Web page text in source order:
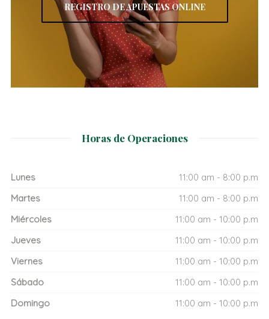
REGISTRO DE APUESTAS ONLINE
Horas de Operaciones
Lunes
11:00 am - 8:00 p.m
Martes
11:00 am - 8:00 p.m
Miércoles
11:00 am - 10:00 p.m
Jueves
11:00 am - 10:00 p.m
Viernes
11:00 am - 10:00 p.m
Sábado
11:00 am - 10:00 p.m
Domingo
11:00 am - 10:00 p.m